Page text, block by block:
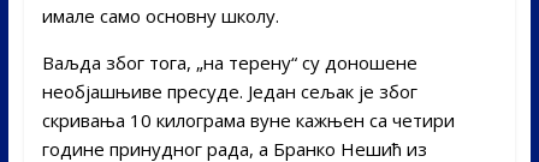
имале само основну школу.
Ваљда због тога, „на терену“ су доношене
необјашњиве пресуде. Један сељак је због
скривања 10 килограма вуне кажњен са четири
године принудног рада, а Бранко Нешић из